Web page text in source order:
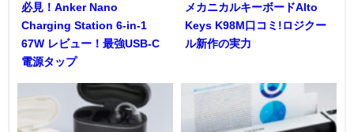
必見！Anker Nano
Charging Station 6-in-1
67W レビュー！最強USB-C
電源タップ
メカニカルキーボードAlto
Keys K98M口コミ!ロジクー
ル新作の実力